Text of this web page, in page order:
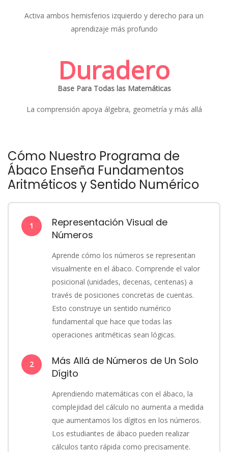
Activa ambos hemisferios izquierdo y derecho para un
aprendizaje más profundo
Duradero
Base Para Todas las Matemáticas
La comprensión apoya álgebra, geometría y más allá
Cómo Nuestro Programa de
Ábaco Enseña Fundamentos
Aritméticos y Sentido Numérico
1
Representación Visual de
Números
Aprende cómo los números se representan
visualmente en el ábaco. Comprende el valor
posicional (unidades, decenas, centenas) a
través de posiciones concretas de cuentas.
Esto construye un sentido numérico
fundamental que hace que todas las
operaciones aritméticas sean lógicas.
2
Más Allá de Números de Un Solo
Dígito
Aprendiendo matemáticas con el ábaco, la
complejidad del cálculo no aumenta a medida
que aumentamos los dígitos en los números.
Los estudiantes de ábaco pueden realizar
cálculos tanto rápida como precisamente.